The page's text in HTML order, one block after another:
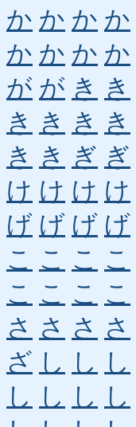
か か か か
か か か か
が が き き
き き き き
き き ぎ ぎ
け け け け
げ げ げ げ
こ こ こ こ
こ こ こ こ
さ さ さ さ
ざ し し し
し し し し